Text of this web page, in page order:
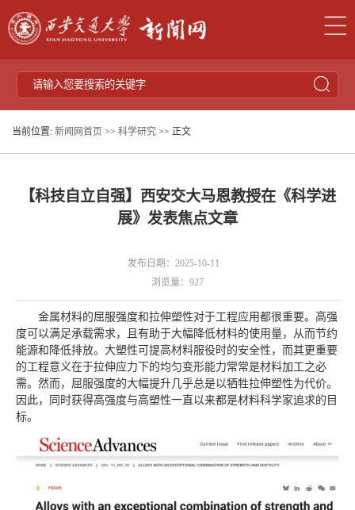
当前位置: 新闻网首页 >> 科学研究 >> 正文
【科技自立自强】西安交大马恩教授在《科学进
展》发表焦点文章
发布日期：2025-10-11
浏览量： 927
金属材料的屈服强度和拉伸塑性对于工程应用都很重要。高强
度可以满足承载需求，且有助于大幅降低材料的使用量，从而节约
能源和降低排放。大塑性可提高材料服役时的安全性，而其更重要
的工程意义在于拉伸应力下的均匀变形能力常常是材料加工之必
需。然而，屈服强度的大幅提升几乎总是以牺牲拉伸塑性为代价。
因此，同时获得高强度与高塑性一直以来都是材料科学家追求的目
标。